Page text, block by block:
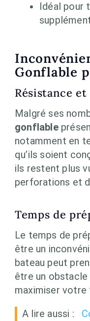
Idéal pour
Gonflable
Résistance
Malgré ses
gonflable
notamment en
qu’ils soient
ils restent plus
perforations et
Temps de
Le temps de
être un
bateau peut
être un obstacle
maximiser votre
A lire aussi :